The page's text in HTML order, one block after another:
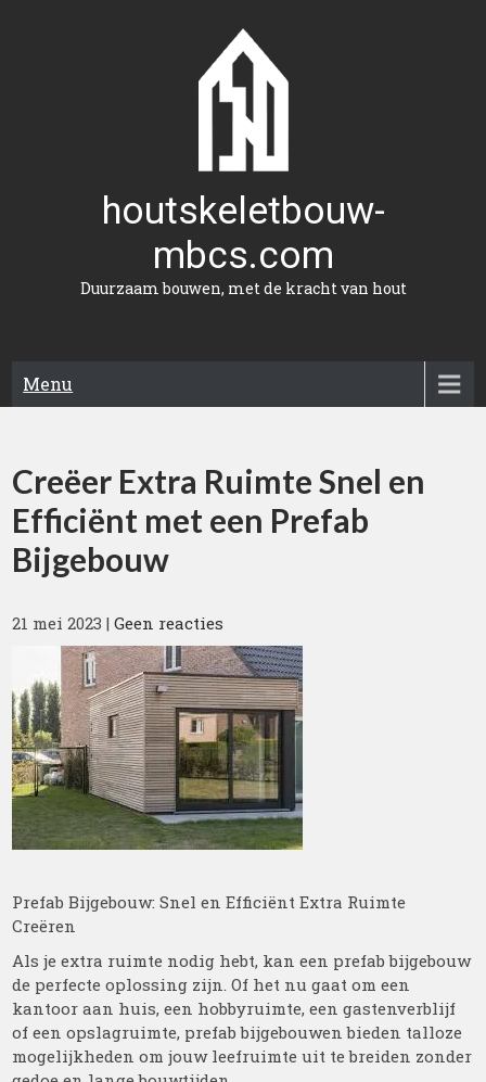
houtskeletbouw-
mbcs.com
Duurzaam bouwen, met de kracht van hout
Menu
Creëer Extra Ruimte Snel en
Efficiënt met een Prefab
Bijgebouw
21 mei 2023 |Geen reacties
Prefab Bijgebouw: Snel en Efficiënt Extra Ruimte
Creëren
Als je extra ruimte nodig hebt, kan een prefab bijgebouw
de perfecte oplossing zijn. Of het nu gaat om een
kantoor aan huis, een hobbyruimte, een gastenverblijf
of een opslagruimte, prefab bijgebouwen bieden talloze
mogelijkheden om jouw leefruimte uit te breiden zonder